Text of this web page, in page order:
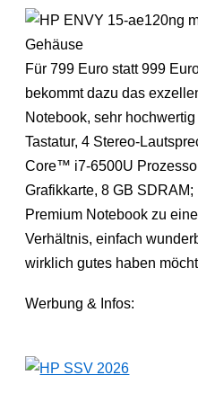
Für 799 Euro statt 999
bekommt dazu das
Notebook, sehr
Tastatur, 4 Stereo-
Core™ i7-6500U
Grafikkarte, 8 GB
Premium Notebook zu
Verhältnis, einfach
wirklich gutes haben
Werbung & Infos: